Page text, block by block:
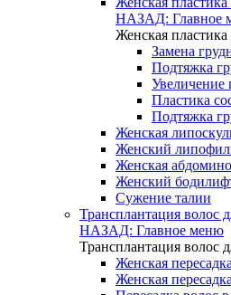
НАЗАД: Главное
Женская пластика
Замена
Подтяжка
Увеличение
Пластика
Подтяжка
Женская
Женский
Женская
Женский
Сужение талии
Трансплантация волос
НАЗАД: Главное меню
Трансплантация волос
Женская
Женская